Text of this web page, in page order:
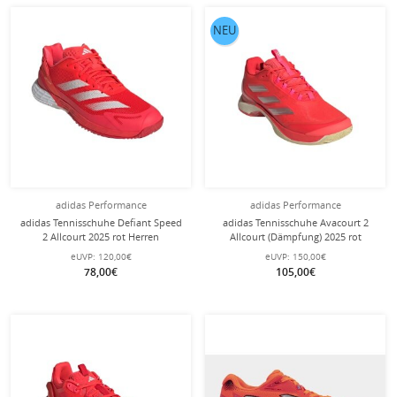
adidas Performance
adidas Tennisschuhe Defiant Speed
2 Allcourt 2025 rot Herren
eUVP: 120,00€
78,00€
adidas Performance
adidas Tennisschuhe Avacourt 2
Allcourt (Dämpfung) 2025 rot
Damen
eUVP: 150,00€
105,00€
NEU